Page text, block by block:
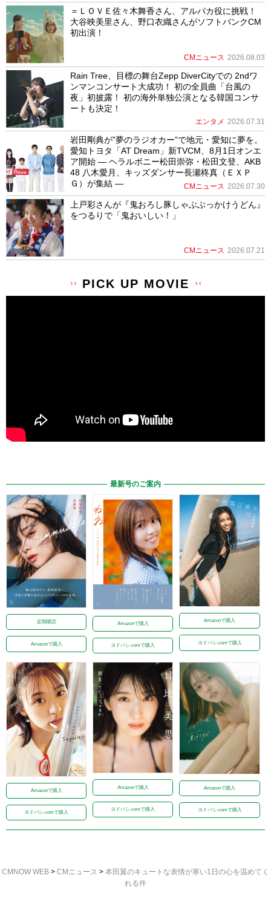
＝ＬＯＶＥ佐々木舞香さん、アルパカ役に挑戦！
大谷映美里さん、野口衣織さんがソフトバンクCM
初出演！
CMニュース 2026.08.03
Rain Tree、目標の舞台Zepp DiverCityでの 2ndワ
ンマンコンサート大成功！ 初の全員曲「台風の
夜」初披露！ 初の海外単独公演となる韓国コンサ
ートも決定！
エンタメ 2026.07.31
岩田剛典が”夢のラジオカー”で地元・愛知に夢を。
愛知トヨタ「AT Dream」新TVCM、8月1日オンエ
ア開始 ― ヘラルボニー松田崇弥・松田文登、AKB
48 八木愛月、キッズダンサー長瀬柊真（ＥＸＰ
Ｇ）が集結 ―
CMニュース 2026.07.30
上戸彩さんが『鬼おろし豚しゃぶぶっかけうどん』
をつるりで「鬼おいしい！」
CMニュース 2026.07.21
PICK UP MOVIE
最新号のご案内
定期購読
Amazonで購入
Amazonで購入
ヨドバシ.comで購入
Amazonで購入
ヨドバシ.comで購入
Amazonで購入
ヨドバシ.comで購入
Amazonで購入
ヨドバシ.comで購入
Amazonで購入
ヨドバシ.comで購入
CMNOW WEB > CMニュース > 本田翼のキュートな表情が寒い1日の心を温めてく
れる件